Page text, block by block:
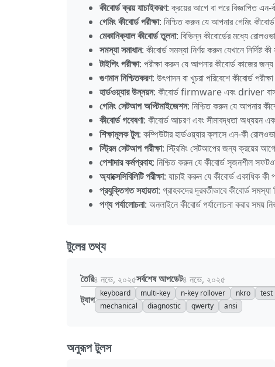
কীবোর্ড ক্রয় যাচাইকরণ: ক্রয়ের আগে বা পরে বিজ্ঞাপিত
গেমিং কীবোর্ড পরীক্ষা: নিশ্চিত করুন যে আপনার গেমিং
মেকানিক্যাল কীবোর্ড তুলনা: বিভিন্ন কীবোর্ডের মধ্যে
সমস্যা সমাধান: কীবোর্ড সমস্যা নির্ণয় করুন যেখানে নির্দিষ্ট
টাইপিং পরীক্ষা: পরীক্ষা করুন যে আপনার কীবোর্ড কাজের
গুণমান নিশ্চিতকরণ: উৎপাদন বা খুচরা পরিবেশে কীবোর্ড
হার্ডওয়্যার উন্নয়ন: কীবোর্ড firmware এবং driver
গেমিং সেটআপ অপ্টিমাইজেশন: নিশ্চিত করুন যে আপনার
কীবোর্ড গবেষণা: কীবোর্ড আচরণ এবং সীমাবদ্ধতা অধ্যয়ন
শিক্ষামূলক টুল: কম্পিউটার হার্ডওয়্যার ক্লাসে এন-কী
স্ট্রিম সেটআপ পরীক্ষা: স্ট্রিমিং সেটআপের জন্য ক্রয়ের আগে
পেশাদার কর্মপ্রবাহ: নিশ্চিত করুন যে কীবোর্ড সৃজনশীল
অ্যাক্সেসিবিলিটি পরীক্ষা: যাচাই করুন যে কীবোর্ড একাধিক
প্রযুক্তিগত সহায়তা: গ্রাহকদের দূরবর্তীভাবে কীবোর্ড
পণ্য পর্যালোচনা: অনলাইনে কীবোর্ড পর্যালোচনা করার সময়
টুলের তথ্য
তৈরি৪ নভে, ২০২৫সর্বশেষ আপডেট৪ নভে, ২০২৫
ট্যাগ
keyboard multi-key n-key rollover nkro test
mechanical
diagnostic qwerty ansi
অনুরূপ টুলস